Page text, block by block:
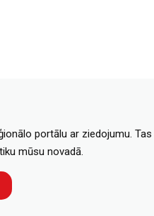
portālu ar ziedojumu. Tas
mūsu novadā.